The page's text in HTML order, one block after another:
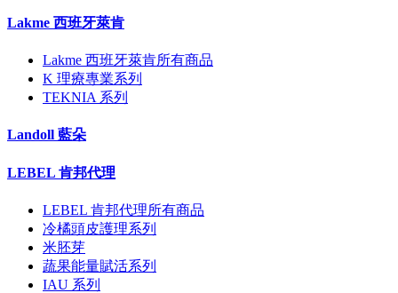
Lakme 西班牙萊肯
Lakme 西班牙萊肯所有商品
K 理療專業系列
TEKNIA 系列
Landoll 藍朵
LEBEL 肯邦代理
LEBEL 肯邦代理所有商品
冷橘頭皮護理系列
米胚芽
蔬果能量賦活系列
IAU 系列